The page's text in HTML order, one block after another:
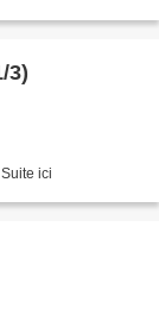
3)
ici